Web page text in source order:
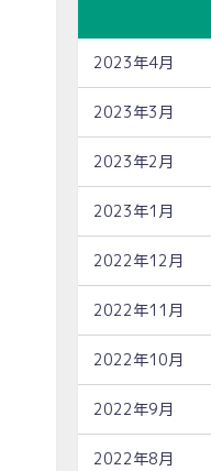
2023年4月
2023年3月
2023年2月
2023年1月
2022年12月
2022年11月
2022年10月
2022年9月
2022年8月